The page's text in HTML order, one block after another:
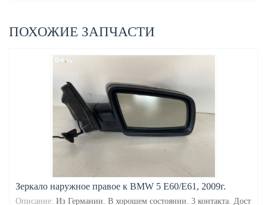
ПОХОЖИЕ ЗАПЧАСТИ
Зеркало наружное правое к BMW 5 E60/E61, 2009г.
Описание: Из Германии. В хорошем состоянии. 3 контакта. Дост